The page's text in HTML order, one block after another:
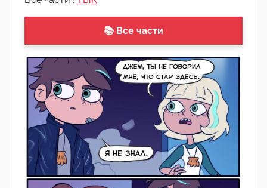
т
ё
м
📚 Все части